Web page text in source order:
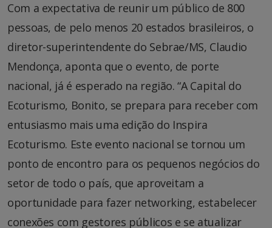
Com a expectativa de reunir um público de 800
pessoas, de pelo menos 20 estados brasileiros, o
diretor-superintendente do Sebrae/MS, Claudio
Mendonça, aponta que o evento, de porte
nacional, já é esperado na região. “A Capital do
Ecoturismo, Bonito, se prepara para receber com
entusiasmo mais uma edição do Inspira
Ecoturismo. Este evento nacional se tornou um
ponto de encontro para os pequenos negócios do
setor de todo o país, que aproveitam a
oportunidade para fazer networking, estabelecer
conexões com gestores públicos e se atualizar